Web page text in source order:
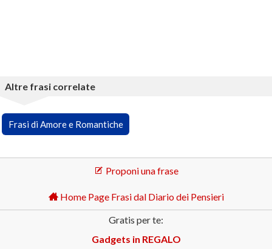
Altre frasi correlate
Frasi di Amore e Romantiche
Proponi una frase
Home Page Frasi dal Diario dei Pensieri
Gratis per te:
Gadgets in REGALO